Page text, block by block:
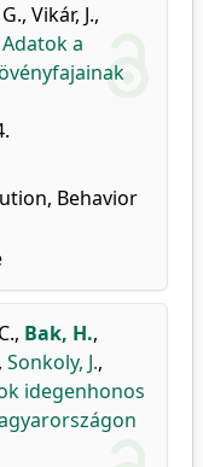
, Vikár, J.,
Adatok a
Behavior
, Bak, H.,
, Sonkoly, J.,
idegenhonos